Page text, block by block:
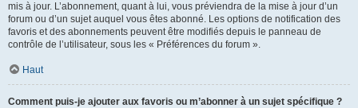
mis à jour. L’abonnement, quant à lui, vous préviendra de la mise à jour d’un
forum ou d’un sujet auquel vous êtes abonné. Les options de notification des
favoris et des abonnements peuvent être modifiés depuis le panneau de
contrôle de l’utilisateur, sous les « Préférences du forum ».
Haut
Comment puis-je ajouter aux favoris ou m’abonner à un sujet spécifique ?